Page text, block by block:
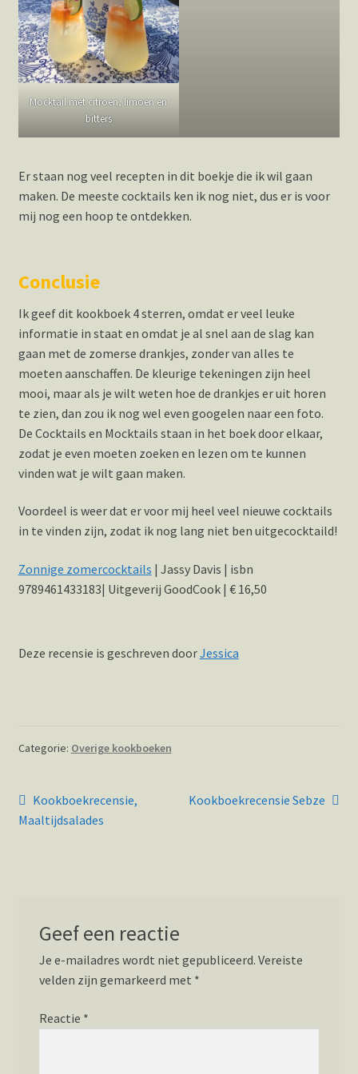
Mocktail met citroen, limoen en
bitters
Er staan nog veel recepten in dit boekje die ik wil gaan
maken. De meeste cocktails ken ik nog niet, dus er is voor
mij nog een hoop te ontdekken.
Conclusie
Ik geef dit kookboek 4 sterren, omdat er veel leuke
informatie in staat en omdat je al snel aan de slag kan
gaan met de zomerse drankjes, zonder van alles te
moeten aanschaffen. De kleurige tekeningen zijn heel
mooi, maar als je wilt weten hoe de drankjes er uit horen
te zien, dan zou ik nog wel even googelen naar een foto.
De Cocktails en Mocktails staan in het boek door elkaar,
zodat je even moeten zoeken en lezen om te kunnen
vinden wat je wilt gaan maken.
Voordeel is weer dat er voor mij heel veel nieuwe cocktails
in te vinden zijn, zodat ik nog lang niet ben uitgecocktaild!
Zonnige zomercocktails | Jassy Davis | isbn
9789461433183| Uitgeverij GoodCook | € 16,50
Deze recensie is geschreven doorJessica
Categorie: Overige kookboeken
Bericht
navigatie
Vorig
bericht:
Kookboekrecensie,
Maaltijdsalades
Volgend
Kookboekrecensie Sebze
Geef een reactie
Je e-mailadres wordt niet gepubliceerd. Vereiste
velden zijn gemarkeerd met *
Reactie *